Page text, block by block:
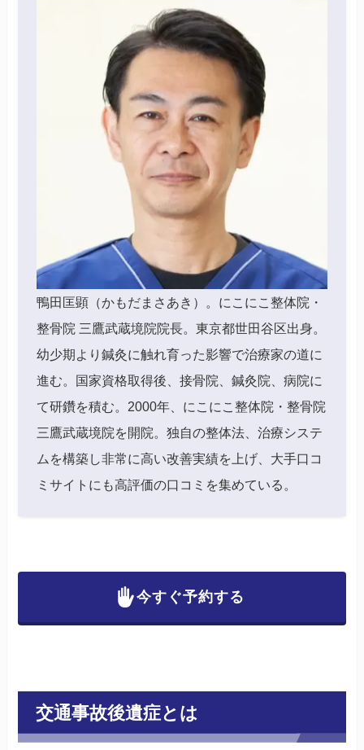
鴨田匡顕（かもだまさあき）。にこにこ整体院・
整骨院 三鷹武蔵境院院長。東京都世田谷区出身。
幼少期より鍼灸に触れ育った影響で治療家の道に
進む。国家資格取得後、接骨院、鍼灸院、病院に
て研鑽を積む。2000年、にこにこ整体院・整骨院
三鷹武蔵境院を開院。独自の整体法、治療システ
ムを構築し非常に高い改善実績を上げ、大手口コ
ミサイトにも高評価の口コミを集めている。
今すぐ予約する
交通事故後遺症とは